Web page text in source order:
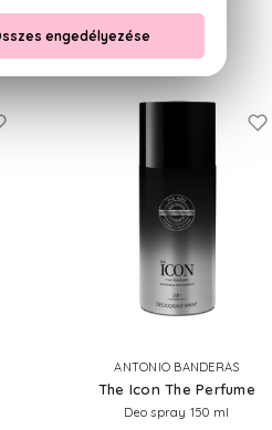
ANTONIO BANDERAS
The Icon The Perfume
Deo spray 150 ml